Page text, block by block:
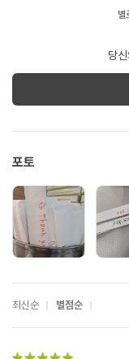
별
당
포토
최신순 별점순